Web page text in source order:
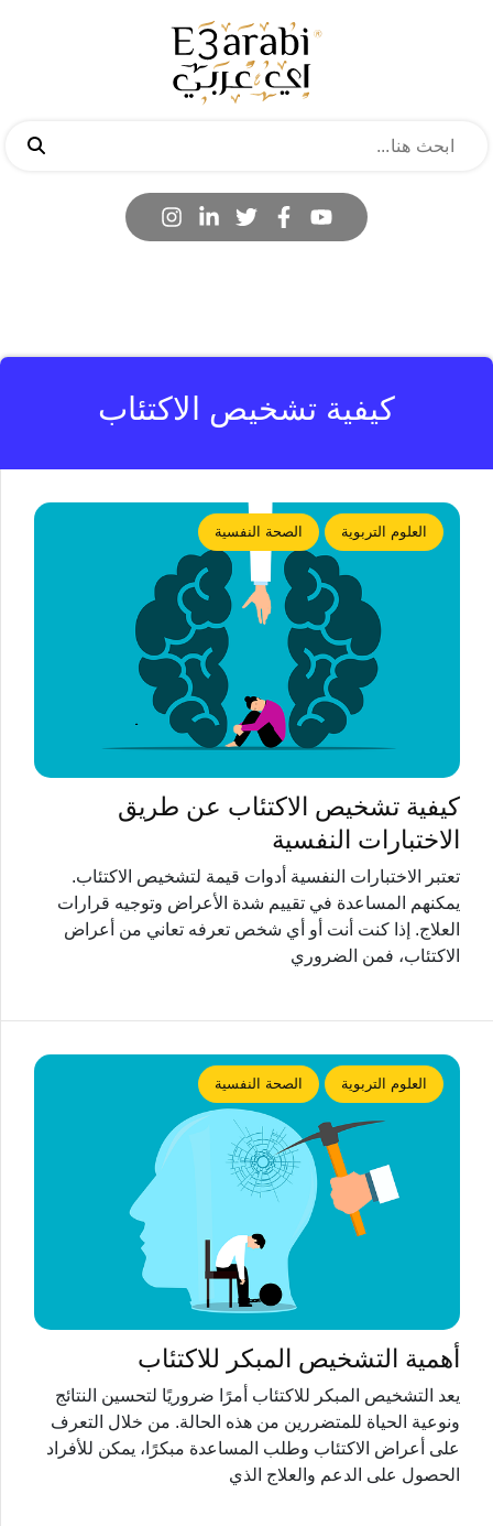
كيفية تشخيص الاكتئاب
العلوم التربوية الصحة النفسية
كيفية تشخيص الاكتئاب عن طريق
الاختبارات النفسية
تعتبر الاختبارات النفسية أدوات قيمة لتشخيص الاكتئاب.
يمكنهم المساعدة في تقييم شدة الأعراض وتوجيه قرارات
العلاج. إذا كنت أنت أو أي شخص تعرفه تعاني من أعراض
الاكتئاب، فمن الضروري
العلوم التربوية الصحة النفسية
أهمية التشخيص المبكر للاكتئاب
يعد التشخيص المبكر للاكتئاب أمرًا ضروريًا لتحسين النتائج
ونوعية الحياة للمتضررين من هذه الحالة. من خلال التعرف
على أعراض الاكتئاب وطلب المساعدة مبكرًا، يمكن للأفراد
الحصول على الدعم والعلاج الذي